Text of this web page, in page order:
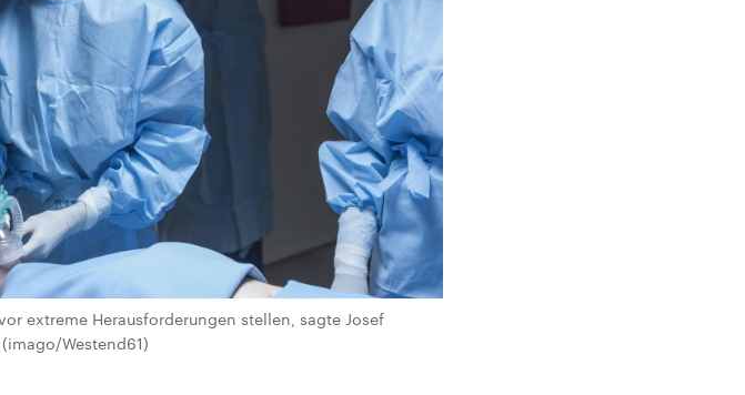
extreme Herausforderungen stellen, sagte Josef
Westend61)